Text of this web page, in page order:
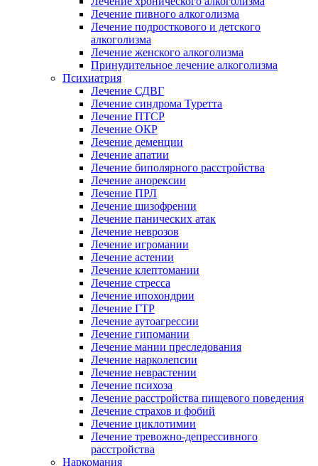
Лечение пивного алкоголизма
Лечение подросткового и детского
алкоголизма
Лечение женского алкоголизма
Принудительное лечение алкоголизма
Психиатрия
Лечение СДВГ
Лечение синдрома Туретта
Лечение ПТСР
Лечение ОКР
Лечение деменции
Лечение апатии
Лечение биполярного расстройства
Лечение анорексии
Лечение ПРЛ
Лечение шизофрении
Лечение панических атак
Лечение неврозов
Лечение игромании
Лечение астении
Лечение клептомании
Лечение стресса
Лечение ипохондрии
Лечение ГТР
Лечение аутоагрессии
Лечение гипомании
Лечение мании преследования
Лечение нарколепсии
Лечение неврастении
Лечение психоза
Лечение расстройства пищевого поведения
Лечение страхов и фобий
Лечение циклотимии
Лечение тревожно-депрессивного
расстройства
Наркомания